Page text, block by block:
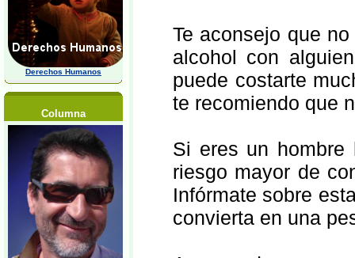
Derechos Humanos
Columna
Te aconsejo que
alcohol con
puede costarte
te recomiendo que
Si eres un hombre
riesgo mayor de
Infórmate sobre
convierta en una